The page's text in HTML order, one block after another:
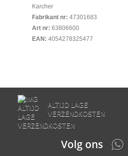
Karcher
Fabrikant nr: 47301683
Art nr: 63806600
EAN: 4054278325477
ALTIJD LAGE
VERZENDKOSTEN
Volg ons